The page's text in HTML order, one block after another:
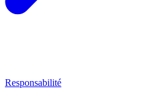
Responsabilité